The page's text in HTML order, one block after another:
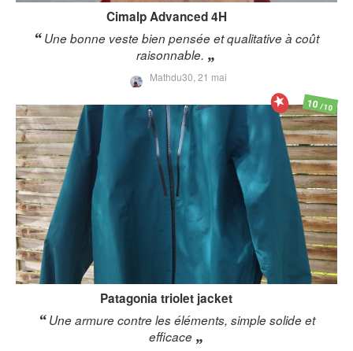
Cimalp Advanced 4H
Une bonne veste bien pensée et qualitative à coût
raisonnable.
Mathdu30, 21 mai
Patagonia triolet jacket
Une armure contre les éléments, simple solide et
efficace
10/10